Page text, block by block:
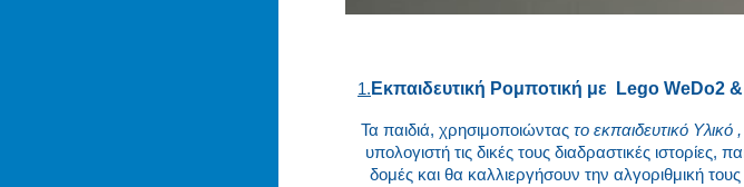
1. Εκπαιδευτική Ρομποτική με Lego WeDo2
Τα παιδιά, χρησιμοποιώντας το εκπαιδευτικό
υπολογιστή τις δικές τους διαδραστικές ιστορίες,
δομές και θα καλλιεργήσουν την αλγοριθμική